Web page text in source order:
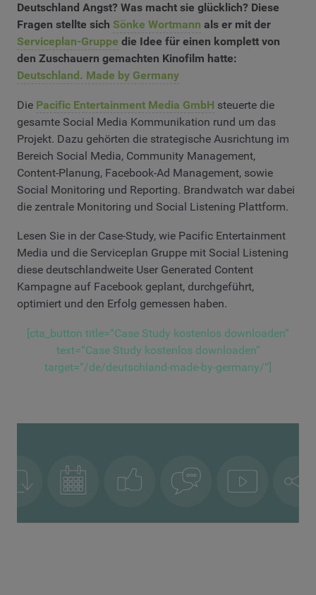
Deutschland Angst? Was macht sie glücklich? Diese
Fragen stellte sich Sönke Wortmann als er mit der
Serviceplan-Gruppe die Idee für einen komplett von
den Zuschauern gemachten Kinofilm hatte:
Deutschland. Made by Germany
Die Pacific Entertainment Media GmbH steuerte die
gesamte Social Media Kommunikation rund um das
Projekt. Dazu gehörten die strategische Ausrichtung im
Bereich Social Media, Community Management,
Content-Planung, Facebook-Ad Management, sowie
Social Monitoring und Reporting. Brandwatch war dabei
die zentrale Monitoring und Social Listening Plattform.
Lesen Sie in der Case-Study, wie Pacific Entertainment
Media und die Serviceplan Gruppe mit Social Listening
diese deutschlandweite User Generated Content
Kampagne auf Facebook geplant, durchgeführt,
optimiert und den Erfolg gemessen haben.
[cta_button title=“Case Study kostenlos downloaden“
text=“Case Study kostenlos downloaden“
target=“/de/deutschland-made-by-germany/“]